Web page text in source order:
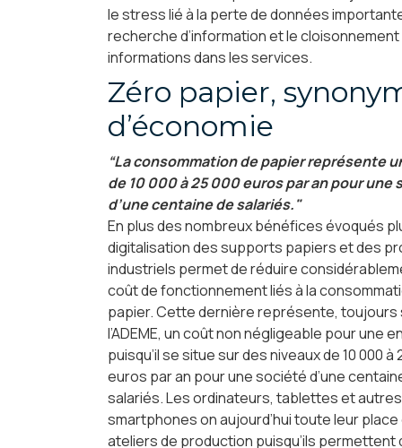
le stress lié à la perte de données
recherche d’information et le
informations dans les services.
Zéro papier,
d’économie
“La consommation de papier représente
de 10 000 à 25 000 euros par an pour une
d’une centaine de salariés."
En plus des nombreux bénéfices évoqués
digitalisation des supports papiers et des
industriels permet de réduire
coût de fonctionnement liés à la
papier. Cette dernière représente, toujours
l’ADEME, un coût non négligeable pour une
puisqu’il se situe sur des niveaux de 10 000 à
euros par an pour une société d’une
salariés. Les ordinateurs, tablettes et autres
smartphones on aujourd’hui toute leur
ateliers de production puisqu’ils permettent